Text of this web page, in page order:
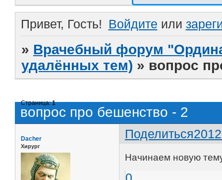
Привет, Гость! Войдите или
» Врачебный форум
удалённых тем) » вопрос
вопрос про бешенство - 2
Страница:1
Поделиться
Dacher
Хирург
Начинаем новую